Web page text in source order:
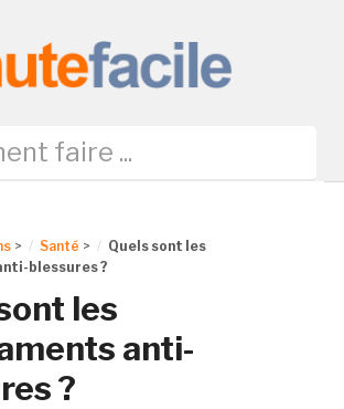
> Santé >
Quels sont les
blessures ?
les
anti-
?